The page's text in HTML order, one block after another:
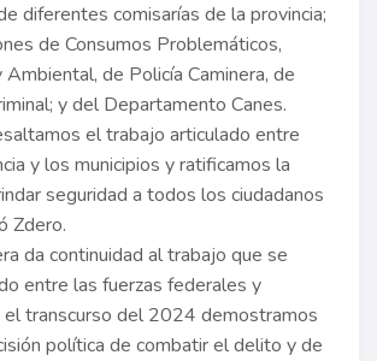
diferentes comisarías de la provincia;
de Consumos Problemáticos,
Ambiental, de Policía Caminera, de
y del Departamento Canes.
el trabajo articulado entre
y los municipios y ratificamos la
seguridad a todos los ciudadanos
Zdero.
da continuidad al trabajo que se
entre las fuerzas federales y
el transcurso del 2024 demostramos
política de combatir el delito y de